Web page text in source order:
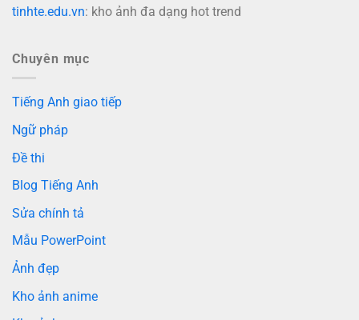
tinhte.edu.vn: kho ảnh đa dạng hot trend
Chuyên mục
Tiếng Anh giao tiếp
Ngữ pháp
Đề thi
Blog Tiếng Anh
Sửa chính tả
Mẫu PowerPoint
Ảnh đẹp
Kho ảnh anime